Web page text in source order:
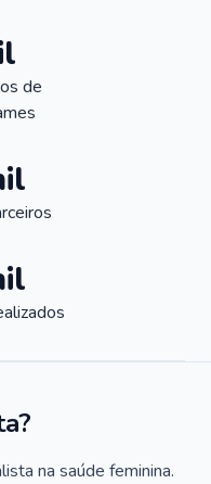
de
na saúde feminina.